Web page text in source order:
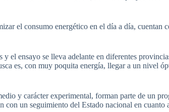
el consumo energético en el día a día, cuentan
el ensayo se lleva adelante en diferentes
es, con muy poquita energía, llegar a un nivel
y carácter experimental, forman parte de un
con un seguimiento del Estado nacional en cuanto